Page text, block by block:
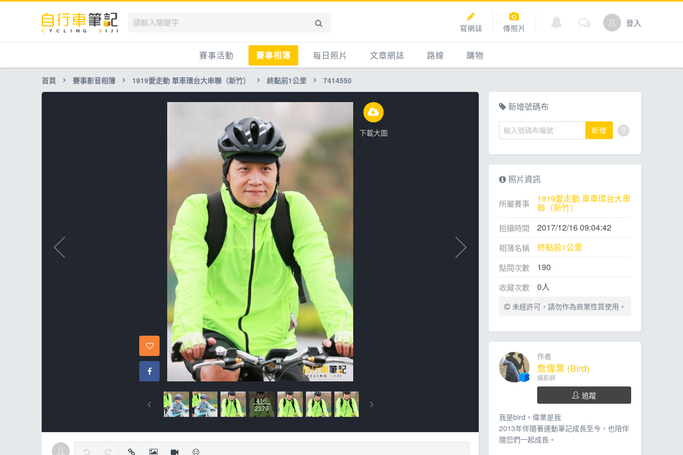
寫網誌 傳照片 登入
賽事活動
國內
國外
兒童滑步車
跟著筆記騎車去
賽事相簿
賽事影音相簿
自行車好影片
每日照片 文章網誌
知識
新聞
產品
路線 購物
點數商城
首頁 賽事影音相簿 1919愛走動 單車環台大串聯（新竹） 終點前1公里 7414550
下載大圖
416
2379
新增號碼布
新增 ?
照片資訊
所屬賽事 1919愛走動 單車環台大串
聯（新竹）
拍攝時間 2017/12/16 09:04:42
相簿名稱 終點前1公里
點閱次數 190
收藏次數 0人
未經許可，請勿作為商業性質使用。
作者
詹偉業 (Bird)
攝影師
追蹤
我是bird，偉業是我
2013年伴隨著運動筆記成長至今，也陪伴
隨您們一起成長。